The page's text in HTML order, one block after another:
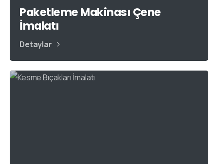
Paketleme Makinası Çene
İmalatı
Detaylar